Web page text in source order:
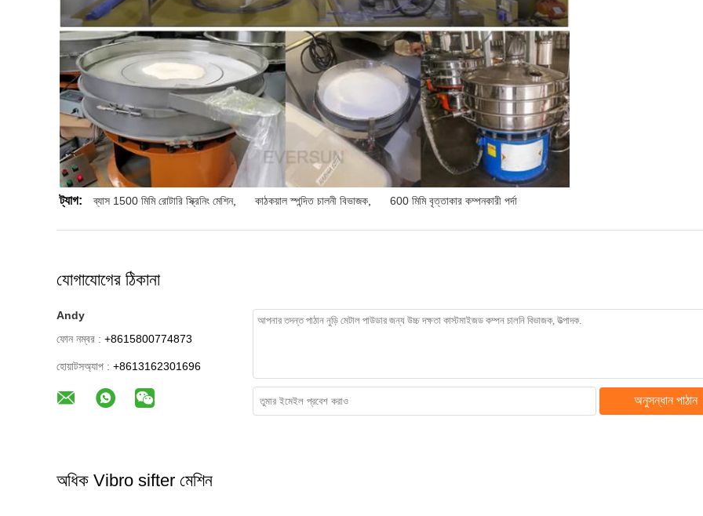
ট্যাগ: ব্যাস 1500 মিমি রোটারি স্ক্রিনিং মেশিন, কাঠকয়াল স্পন্দিত চালনী বিভাজক 600 মিমি বৃত্তাকার কম্পনকারী পর্দা
যোগাযোগের ঠিকানা
Andy
ফোন নম্বর : +8615800774873
হোয়াটসঅ্যাপ : +8613162301696
অনুসন্ধান পাঠান
অধিক Vibro sifter মেশিন